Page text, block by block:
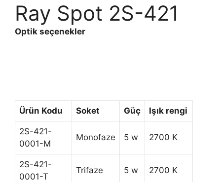
Ray Spot 2S-421
Optik seçenekler
Ürün Kodu Soket Güç Işık rengi
2S-421-
0001-M
Monofaze 5 w 2700 K
2S-421-
0001-T
Trifaze 5 w 2700 K